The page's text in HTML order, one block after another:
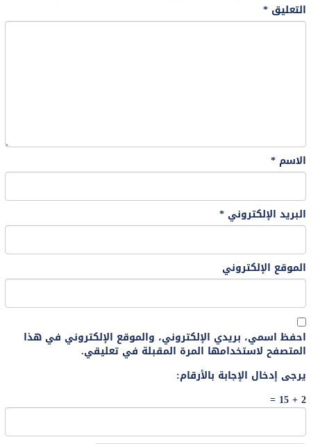
التعليق *
الاسم *
البريد الإلكتروني *
الموقع الإلكتروني
احفظ اسمي، بريدي الإلكتروني، والموقع الإلكتروني في هذا
المتصفح لاستخدامها المرة المقبلة في تعليقي.
يرجى إدخال الإجابة بالأرقام:
2 + 15 =